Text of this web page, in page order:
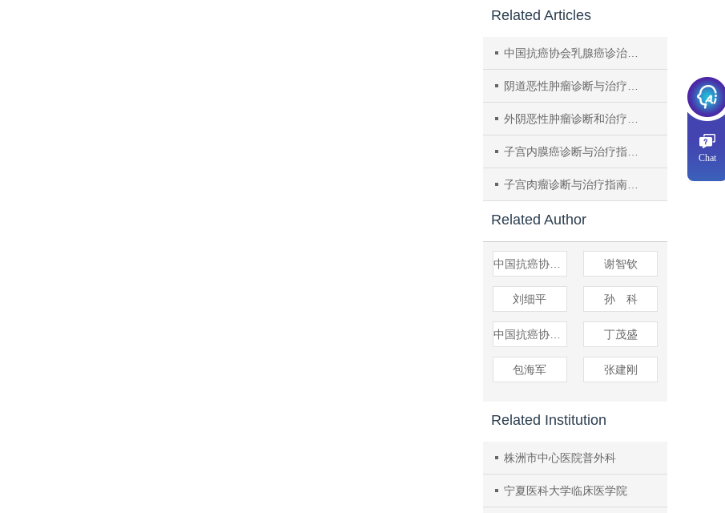
Related Articles
中国抗癌协会乳腺癌诊治指南与规范（2021年版）
阴道恶性肿瘤诊断与治疗指南（2021年版）
外阴恶性肿瘤诊断和治疗指南（2021年版）
子宫内膜癌诊断与治疗指南（2021年版）
子宫肉瘤诊断与治疗指南（2021年版）
Related Author
谢智钦
刘细平 孙 科
丁茂盛
包海军 张建刚
Related Institution
株洲市中心医院普外科
宁夏医科大学临床医学院
Chat